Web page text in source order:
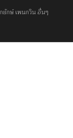
ยักษ์ เพนกวิน อื่นๆ